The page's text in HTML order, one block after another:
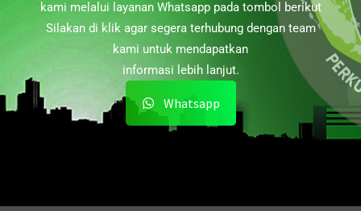
kami melalui layanan Whatsapp pada tombol berikut
Silakan di klik agar segera terhubung dengan team
kami untuk mendapatkan
informasi lebih lanjut.
Whatsapp